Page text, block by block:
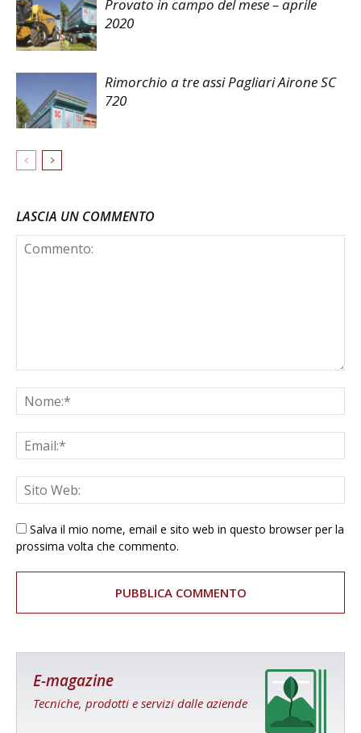
Provato in campo del mese – aprile
2020
Rimorchio a tre assi Pagliari Airone SC
720
LASCIA UN COMMENTO
Salva il mio nome, email e sito web in questo browser per la
prossima volta che commento.
E-magazine
Tecniche, prodotti e servizi dalle aziende